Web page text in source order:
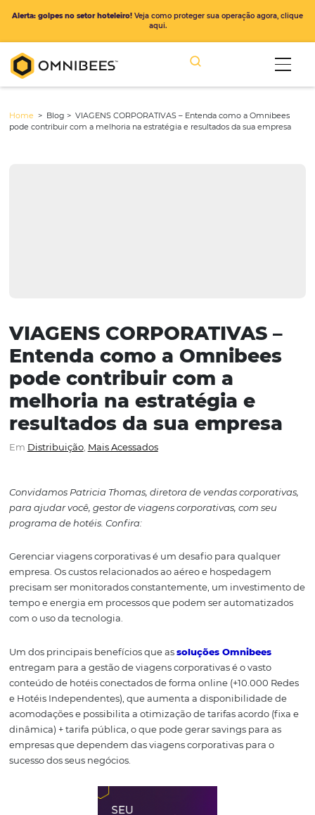
VIAGENS
Entenda como a
pode contribuir com a
resultados da sua
EmDistribuição, Mais Acessados
Convidamos Patricia Thomas, diretora de vendas
para ajudar você, gestor de viagens corporativas, com
programa de hotéis. Confira:
Gerenciar viagens corporativas é um desafio para
empresa. Os custos relacionados ao aéreo e
precisam ser monitorados constantemente, um
tempo e energia em processos que podem ser
com o uso da tecnologia.
Um dos principais benefícios que as
entregam para a gestão de viagens corporativas é o
conteúdo de hotéis conectados de forma online
Alerta: golpes no setor hoteleiro!Veja como proteger sua operação